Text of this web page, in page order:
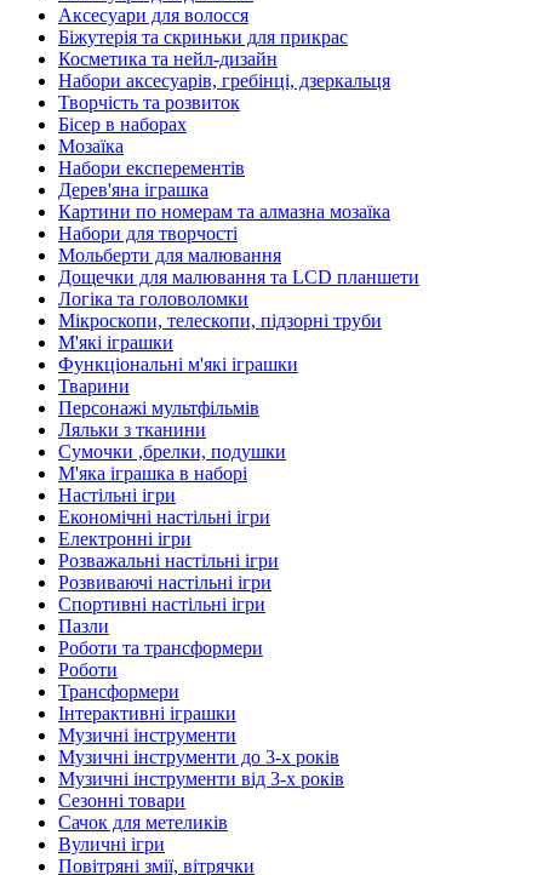
Аксесуари для волосся
Біжутерія та скриньки для прикрас
Косметика та нейл-дизайн
Набори аксесуарів, гребінці, дзеркальця
Творчість та розвиток
Бісер в наборах
Мозаїка
Набори експерементів
Дерев'яна іграшка
Картини по номерам та алмазна мозаїка
Набори для творчості
Мольберти для малювання
Дощечки для малювання та LCD планшети
Логіка та головоломки
Мікроскопи, телескопи, підзорні труби
М'які іграшки
Функціональні м'які іграшки
Тварини
Персонажі мультфільмів
Ляльки з тканини
Сумочки ,брелки, подушки
М'яка іграшка в наборі
Настільні ігри
Економічні настільні ігри
Електронні ігри
Розважальні настільні ігри
Розвиваючі настільні ігри
Спортивні настільні ігри
Пазли
Роботи та трансформери
Роботи
Трансформери
Інтерактивні іграшки
Музичні інструменти
Музичні інструменти до 3-х років
Музичні інструменти від 3-х років
Сезонні товари
Сачок для метеликів
Вуличні ігри
Повітряні змії, вітрячки